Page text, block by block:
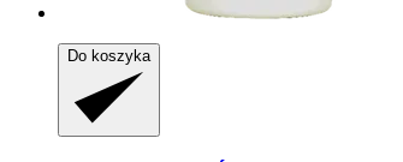
Do koszyka